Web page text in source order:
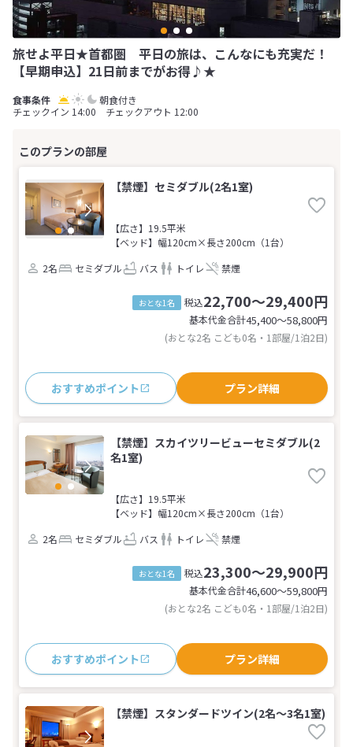
旅せよ平日★首都圏 平日の旅は、こんなにも充実だ！
【早期申込】21日前までがお得♪★
朝食付き
チェックイン 14:00 チェックアウト 12:00
【禁煙】セミダブル(2名1室)
【広さ】19.5平米
【ベッド】幅120cm×長さ200cm（1台）
2名
セミダブル バス トイレ 禁煙
おとな1名 税込22,700～29,400円
基本代金合計45,400〜58,800円
(おとな2名 こども0名・1部屋/1泊2日)
おすすめポイント プラン詳細
【禁煙】スカイツリービューセミダブル(2
名1室)
【広さ】19.5平米
【ベッド】幅120cm×長さ200cm（1台）
2名
セミダブル バス トイレ 禁煙
おとな1名 税込23,300～29,900円
基本代金合計46,600〜59,800円
(おとな2名 こども0名・1部屋/1泊2日)
おすすめポイント プラン詳細
【禁煙】スタンダードツイン(2名～3名1室)